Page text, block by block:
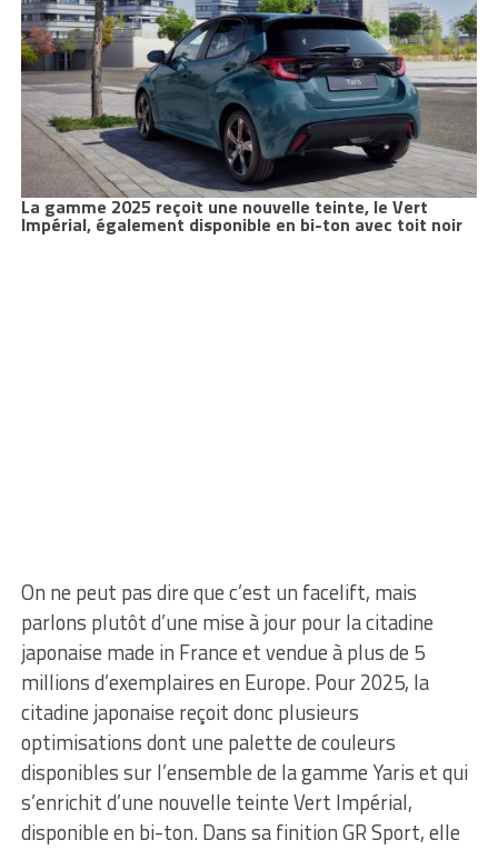
La gamme 2025 reçoit une nouvelle teinte, le Vert
Impérial, également disponible en bi-ton avec toit noir
On ne peut pas dire que c’est un facelift, mais
parlons plutôt d’une mise à jour pour la citadine
japonaise made in France et vendue à plus de 5
millions d’exemplaires en Europe. Pour 2025, la
citadine japonaise reçoit donc plusieurs
optimisations dont une palette de couleurs
disponibles sur l’ensemble de la gamme Yaris et qui
s’enrichit d’une nouvelle teinte Vert Impérial,
disponible en bi-ton. Dans sa finition GR Sport, elle